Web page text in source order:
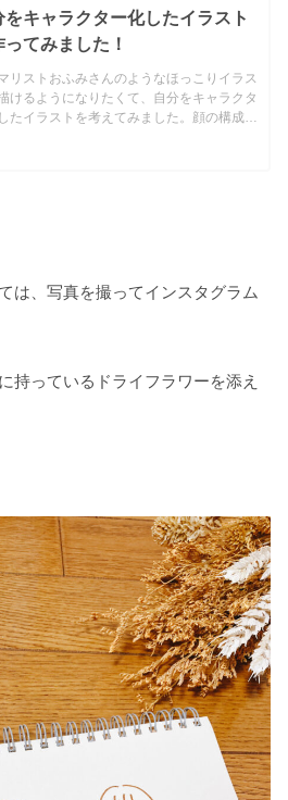
をキャラクター化したイラスト
ってみました！
リストおふみさんのようなほっこりイラス
けるようになりたくて、自分をキャラクタ
たイラストを考えてみました。顔の構成、
は、写真を撮ってインスタグラム
持っているドライフラワーを添え